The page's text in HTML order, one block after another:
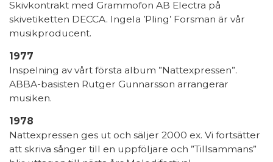
Skivkontrakt med Grammofon AB Electra på
skivetiketten DECCA. Ingela ’Pling’ Forsman är vår
musikproducent.
1977
Inspelning av vårt första album ”Nattexpressen”.
ABBA-basisten Rutger Gunnarsson arrangerar
musiken.
1978
Nattexpressen ges ut och säljer 2000 ex. Vi fortsätter
att skriva sånger till en uppföljare och ”Tillsammans”